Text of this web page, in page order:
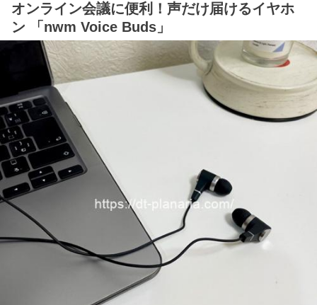
オンライン会議に便利！声だけ届けるイヤホ
ン 「nwm Voice Buds」